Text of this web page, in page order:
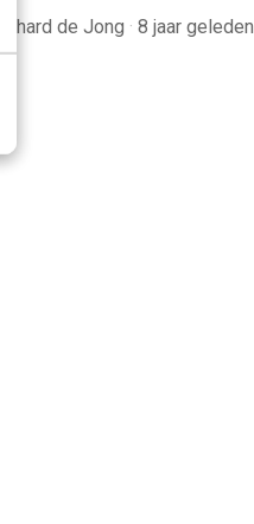
Richard de Jong · 8 jaar geleden